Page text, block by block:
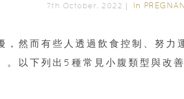
7th October, 2022｜ In
，然而有些人透過飲食控制、努力
。以下列出5種常見小腹類型與改